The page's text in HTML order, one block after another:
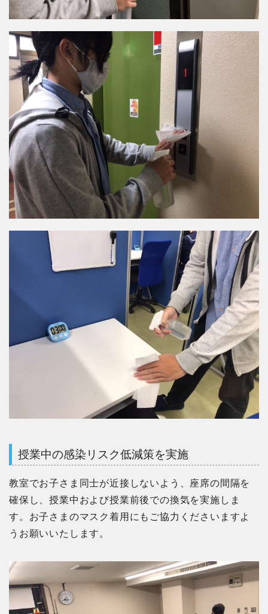
授業中の感染リスク低減策を実施
教室でお子さま同士が近接しないよう、座席の間隔を
確保し、授業中および授業前後での換気を実施しま
す。お子さまのマスク着用にもご協力くださいますよ
うお願いいたします。